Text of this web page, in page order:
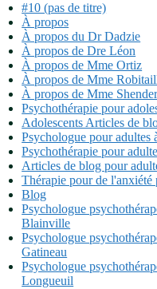
#10 (pas de titre)
À propos
À propos du Dr Dadzie
À propos de Dre Léon
À propos de Mme Ortiz
À propos de Mme
À propos de Mme
Psychothérapie pour
Adolescents Articles de
Psychologue pour adultes
Psychothérapie pour
Articles de blog pour
Thérapie pour de l'anxiété
Blog
Psychologue
Blainville
Psychologue
Gatineau
Psychologue
Longueuil